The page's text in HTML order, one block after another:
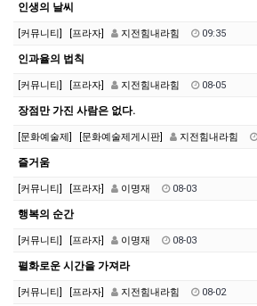
인생의 날씨
[커뮤니티] [프라자] 지전힘내라힘 09:35
인과율의 법칙
[커뮤니티] [프라자] 지전힘내라힘 08-05
장점만 가진 사람은 없다.
[문화예술제] [문화예술제게시판] 지전힘내라힘
즐거움
[커뮤니티] [프라자] 이명재 08-03
행복의 순간
[커뮤니티] [프라자] 이명재 08-03
펼화로운 시간을 가져라
[커뮤니티] [프라자] 지전힘내라힘 08-02